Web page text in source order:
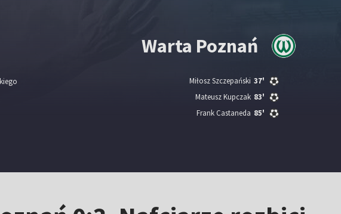
Warta Poznań
37'
Miłosz Szczepański
83'
Mateusz Kupczak
85'
Frank Castaneda